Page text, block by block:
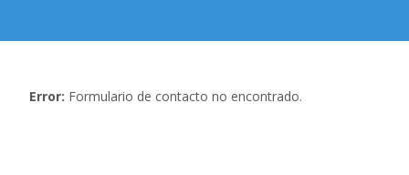
Error: Formulario de contacto no encontrado.